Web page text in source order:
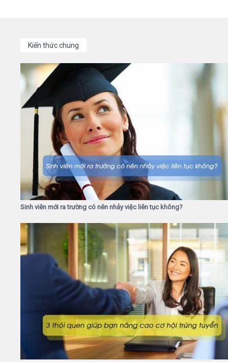
Kiến thức chung
Sinh viên mới ra trường có nên nhảy việc liên tục không?